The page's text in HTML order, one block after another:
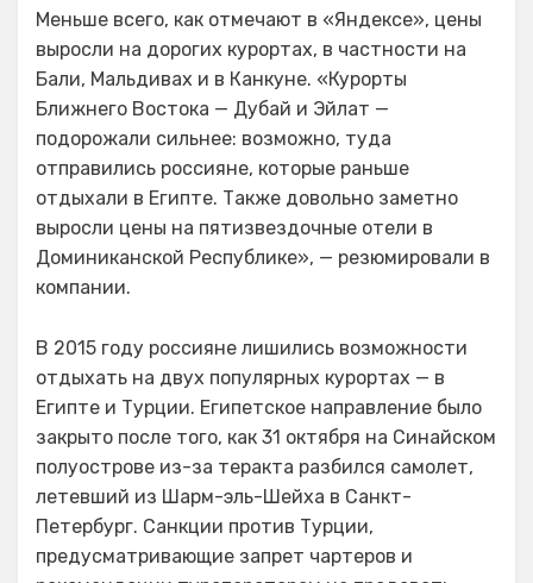
Меньше всего, как отмечают в «Яндексе», цены
выросли на дорогих курортах, в частности на
Бали, Мальдивах и в Канкуне. «Курорты
Ближнего Востока — Дубай и Эйлат —
подорожали сильнее: возможно, туда
отправились россияне, которые раньше
отдыхали в Египте. Также довольно заметно
выросли цены на пятизвездочные отели в
Доминиканской Республике», — резюмировали в
компании.
В 2015 году россияне лишились возможности
отдыхать на двух популярных курортах — в
Египте и Турции. Египетское направление было
закрыто после того, как 31 октября на Синайском
полуострове из-за теракта разбился самолет,
летевший из Шарм-эль-Шейха в Санкт-
Петербург. Санкции против Турции,
предусматривающие запрет чартеров и